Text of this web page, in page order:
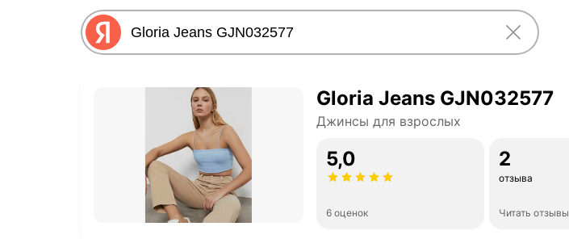
Gloria Jeans GJN032577
Джинсы для взрослых
5,0
6 оценок
2
отзыва
Читать отзывы